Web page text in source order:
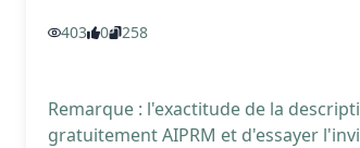
403 0 258
Remarque : l'exactitude de la
gratuitement AIPRM et d'essayer